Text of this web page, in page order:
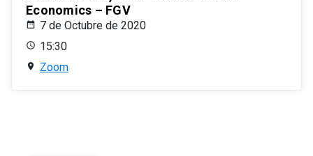
Economics – FGV
7 de Octubre de 2020
15:30
Zoom